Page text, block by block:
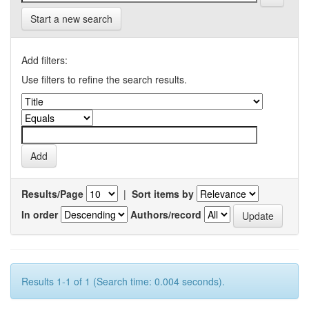
Start a new search
Add filters:
Use filters to refine the search results.
Results/Page | Sort items by
In order
Authors/record
Results 1-1 of 1 (Search time: 0.004 seconds).